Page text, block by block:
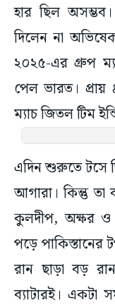
হার ছিল
দিলেন না
২০২৫-এর গ্রুপ
পেল ভারত।
ম্যাচ জিতল টিম
এদিন শুরুতে টসে
আগারা। কিন্তু তা
কুলদীপ, অক্ষর ও
পড়ে পাকিস্তানের
রান ছাড়া বড়
ব্যাটারই। একটা
করতে পারবে